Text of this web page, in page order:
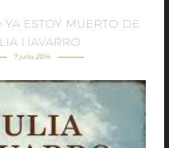
YA ESTOY MUERTO DE
NAVARRO
7 julio, 2014